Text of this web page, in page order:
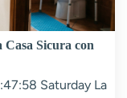
Sicura con
Saturday La